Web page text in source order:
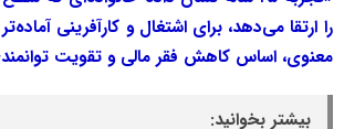
را ارتقا می‌دهد، برای اشتغال و کارآفرینی
معنوی، اساس کاهش فقر مالی و تقویت
بیشتر بخوانید: